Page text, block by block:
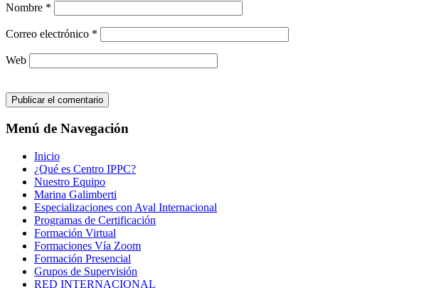
Nombre *
Correo electrónico *
Web
Menú de Navegación
Inicio
¿Qué es Centro IPPC?
Nuestro Equipo
Marina Galimberti
Especializaciones con Aval Internacional
Programas de Certificación
Formación Virtual
Formaciones Vía Zoom
Formación Presencial
Grupos de Supervisión
RED INTERNACIONAL